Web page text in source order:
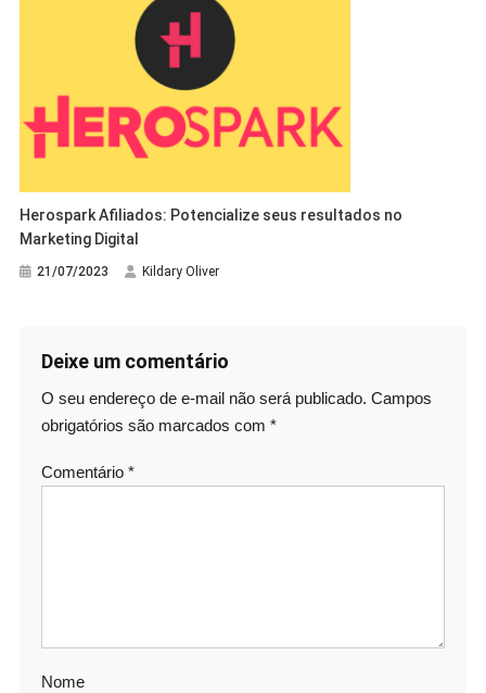
Herospark Afiliados: Potencialize seus resultados no
Marketing Digital
21/07/2023 Kildary Oliver
Deixe um comentário
O seu endereço de e-mail não será publicado. Campos
obrigatórios são marcados com *
Comentário *
Nome